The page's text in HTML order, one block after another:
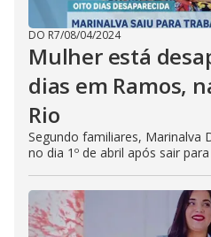
DO R7/08/04/2024
Mulher está
dias em Ramos,
Rio
Segundo familiares, Marinalva
no dia 1º de abril após sair